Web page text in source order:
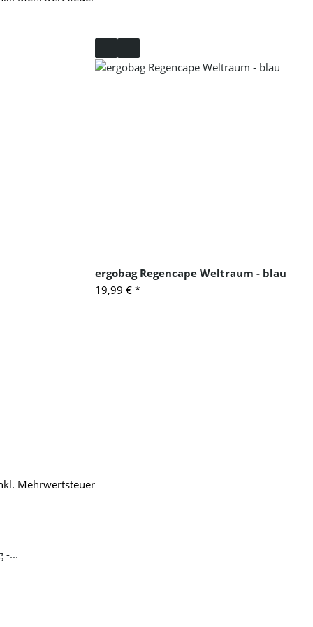
Mehrwertsteuer
ergobag Regencape Weltraum - blau
19,99 € *